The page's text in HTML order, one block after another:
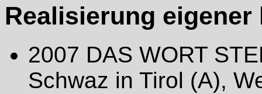
Realisierung
2007 DAS WORT
Schwaz in Tirol (A),